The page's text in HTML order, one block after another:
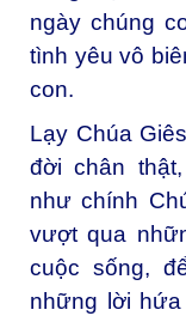
ngày chúng
tình yêu vô
con.
Lạy Chúa
đời chân
như chính
vượt qua
cuộc sống,
những lời